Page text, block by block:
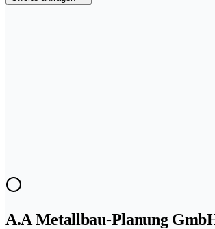
A.A Metallbau-Planung